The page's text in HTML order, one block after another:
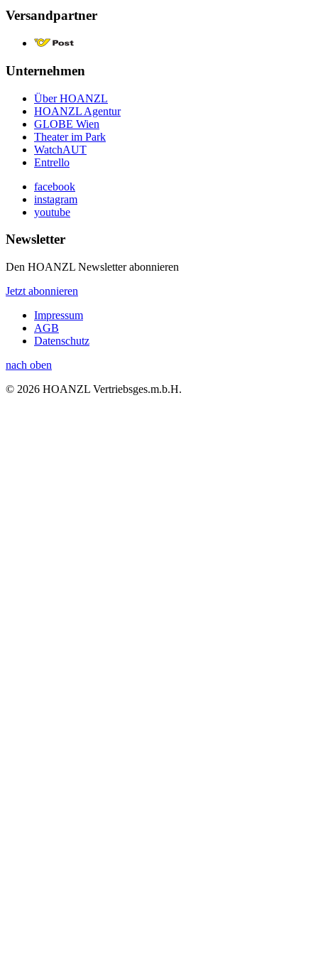
Versandpartner
Unternehmen
Über HOANZL
HOANZL Agentur
GLOBE Wien
Theater im Park
WatchAUT
Entrello
facebook
instagram
youtube
Newsletter
Den HOANZL Newsletter abonnieren
Jetzt abonnieren
Impressum
AGB
Datenschutz
nach oben
© 2026 HOANZL Vertriebsges.m.b.H.